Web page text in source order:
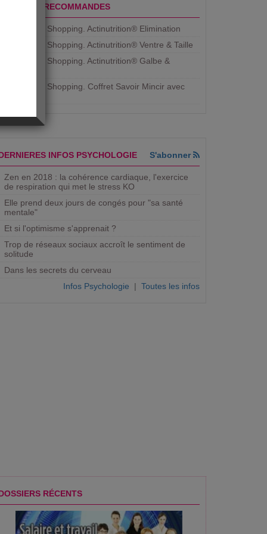
PRODUITS RECOMMANDES
Aujourdhui Shopping. Actinutrition® Elimination
Aujourdhui Shopping. Actinutrition® Ventre & Taille
Aujourdhui Shopping. Actinutrition® Galbe &
Aujourdhui Shopping. ​Coffret Savoir Mincir avec
INFOS PSYCHOLOGIE S'abonner
Zen en 2018 : la cohérence cardiaque, l'exercice
de respiration qui met le stress KO
Elle prend deux jours de congés pour "sa santé
mentale"
Et si l'optimisme s'apprenait ?
Trop de réseaux sociaux accroît le sentiment de
solitude
Dans les secrets du cerveau
Infos Psychologie | Toutes les infos
RÉCENTS